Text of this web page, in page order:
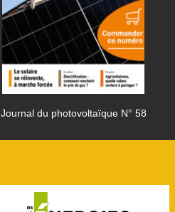
Journal du photovoltaïque N° 58